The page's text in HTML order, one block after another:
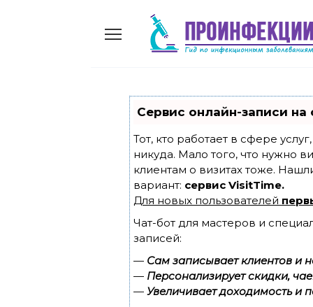
Сервис онлайн-записи
Тот, кто работает в сфере
никуда. Мало того, что нужно
клиентам о визитах тоже.
вариант: сервис VisitTime.
Для новых пользователей
Чат-бот для мастеров и
записей:
— Сам записывает клиентов и
— Персонализирует скидки,
— Увеличивает доходимость и